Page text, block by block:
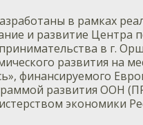
в рамках
и развитие Центра
в г.
развития на
финансируемого
развития ООН
экономики